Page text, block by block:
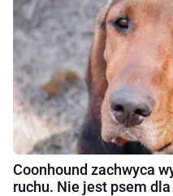
Coonhound zachwyca
ruchu. Nie jest psem